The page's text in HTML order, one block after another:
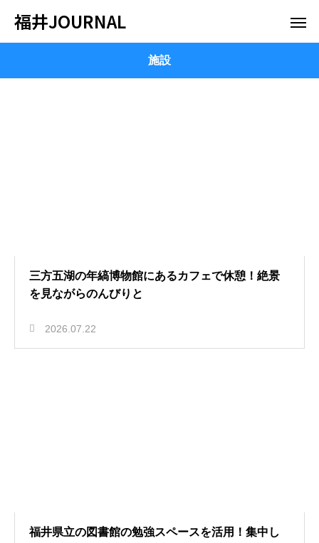
福井JOURNAL
施設
三方五湖の年縞博物館にあるカフェで休憩！絶景
を見ながらのんびりと
2026.07.22
福井県立の図書館の勉強スペースを活用！集中し